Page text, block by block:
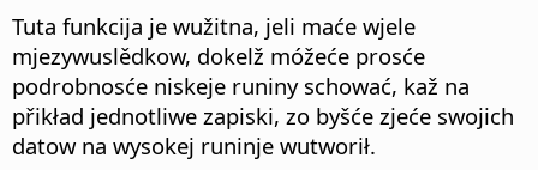
Tuta funkcija je wužitna, jeli maće wjele
mjezywuslědkow, dokelž móžeće prosće
podrobnosće niskeje runiny schować, kaž na
přikład jednotliwe zapiski, zo byšće zjeće swojich
datow na wysokej runinje wutworił.